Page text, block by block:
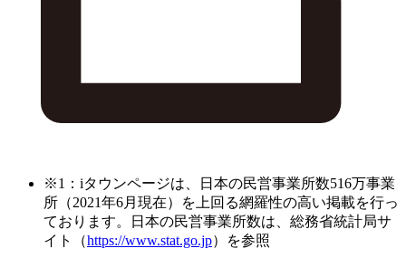
※1：iタウンページは、日本の民営事業所数516万事業
所（2021年6月現在）を上回る網羅性の高い掲載を行っ
ております。日本の民営事業所数は、総務省統計局サ
イト（https://www.stat.go.jp）を参照